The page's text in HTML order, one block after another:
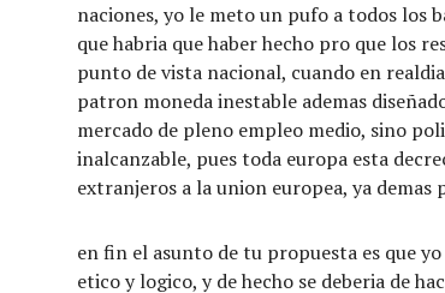
naciones, yo le meto un pufo a todos los
que habria que haber hecho pro que los
punto de vista nacional, cuando en
patron moneda inestable ademas
mercado de pleno empleo medio, sino
inalcanzable, pues toda europa esta
extranjeros a la union europea, ya
en fin el asunto de tu propuesta es que
etico y logico, y de hecho se deberia de